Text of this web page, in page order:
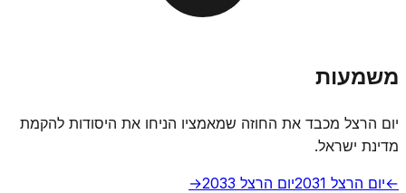
משמעות
יום הרצל מכבד את החוזה שמאמציו הניחו את היסודות להקמת
מדינת ישראל.
←יום הרצל 2031 יום הרצל 2033 →